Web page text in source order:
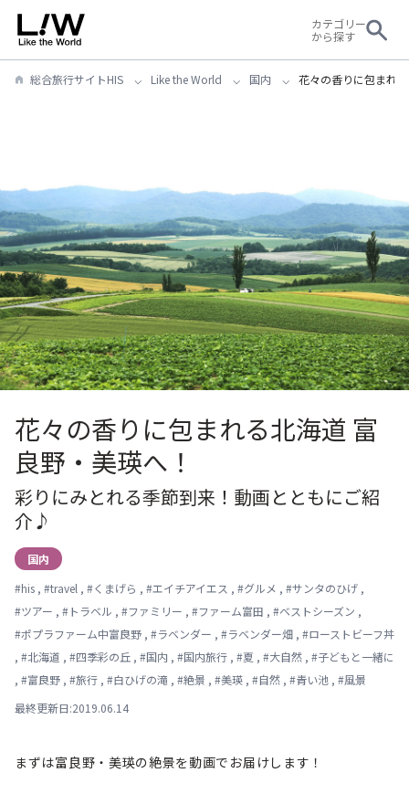
カテゴリー
から探す
総合旅行サイトHIS Like the World 国内 花々の香りに包まれ
花々の香りに包まれる北海道 富
良野・美瑛へ！
彩りにみとれる季節到来！動画とともにご紹
介♪
国内
#his , #travel , #くまげら , #エイチアイエス , #グルメ , #サンタのひげ ,
#ツアー , #トラベル , #ファミリー , #ファーム富田 , #ベストシーズン ,
#ポプラファーム中富良野 , #ラベンダー , #ラベンダー畑 , #ローストビーフ丼
, #北海道 , #四季彩の丘 , #国内 , #国内旅行 , #夏 , #大自然 , #子どもと一緒に
, #富良野 , #旅行 , #白ひげの滝 , #絶景 , #美瑛 , #自然 , #青い池 , #風景
最終更新日:2019.06.14
まずは富良野・美瑛の絶景を動画でお届けします！